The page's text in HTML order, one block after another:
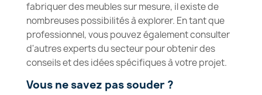
fabriquer des meubles sur mesure, il existe de
nombreuses possibilités à explorer. En tant que
professionnel, vous pouvez également consulter
d'autres experts du secteur pour obtenir des
conseils et des idées spécifiques à votre projet.
Vous ne savez pas souder ?